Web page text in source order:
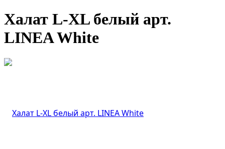
Халат L-XL белый арт.
LINEA White